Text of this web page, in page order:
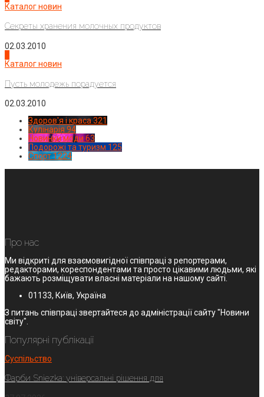
Каталог новин
Секреты хранения молочных продуктов
02.03.2010
Каталог новин
Пусть молодежь порадуется
02.03.2010
Здоров'я і краса 321
Кулінарія 94
Новинки моди 63
Подорожі та туризм 125
Спорт1224
Про нас
Ми відкриті для взаємовигідної співпраці з репортерами,
редакторами, кореспондентами та просто цікавими людьми, які
бажають розміщувати власні матеріали на нашому сайті.
01133, Київ, Україна
З питань співпраці звертайтеся до адміністрації сайту "Новини
світу".
Популярні публікації
Суспільство
Фарби Sniezka: універсальні рішення для